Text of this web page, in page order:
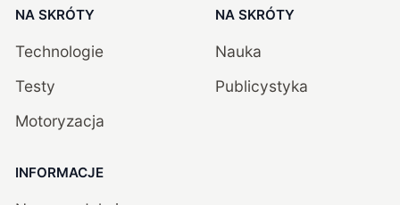
NA SKRÓTY
Technologie
Testy
Motoryzacja
NA SKRÓTY
Nauka
Publicystyka
INFORMACJE